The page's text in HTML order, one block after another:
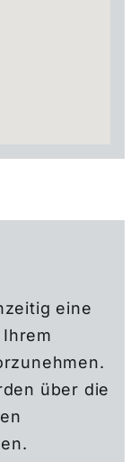
eine
Ihrem
über die